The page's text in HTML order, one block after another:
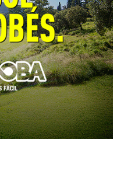
de informes
provincial y
respuesta.
, iniciado por la
insta al Ejecutivo
exigir la
condiciones de